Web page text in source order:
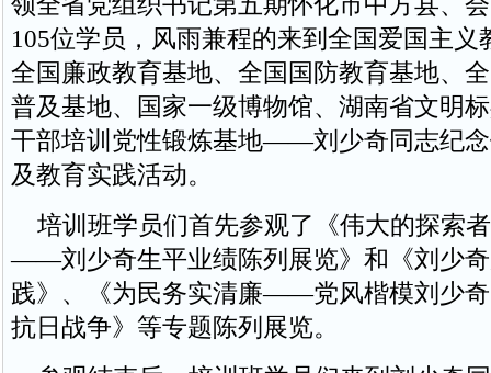
105位学员，风雨兼程的来到全国爱国主义
全国廉政教育基地、全国国防教育基地、
普及基地、国家一级博物馆、湖南省文明
干部培训党性锻炼基地——刘少奇同志纪
及教育实践活动。
培训班学员们首先参观了《伟大的探索
——刘少奇生平业绩陈列展览》和《刘少
践》、《为民务实清廉——党风楷模刘少
抗日战争》等专题陈列展览。